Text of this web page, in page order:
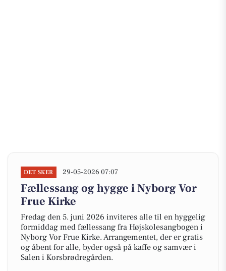
DET SKER 29-05-2026 07:07
Fællessang og hygge i Nyborg Vor
Frue Kirke
Fredag den 5. juni 2026 inviteres alle til en hyggelig
formiddag med fællessang fra Højskolesangbogen i
Nyborg Vor Frue Kirke. Arrangementet, der er gratis
og åbent for alle, byder også på kaffe og samvær i
Salen i Korsbrødregården.